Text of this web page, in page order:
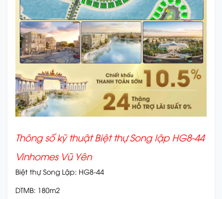
Thông số kỹ thuật Biệt thự Song lập HG8-44
Vinhomes Vũ Yên
Biệt thự Song Lập: HG8-44
DTMB: 180m2